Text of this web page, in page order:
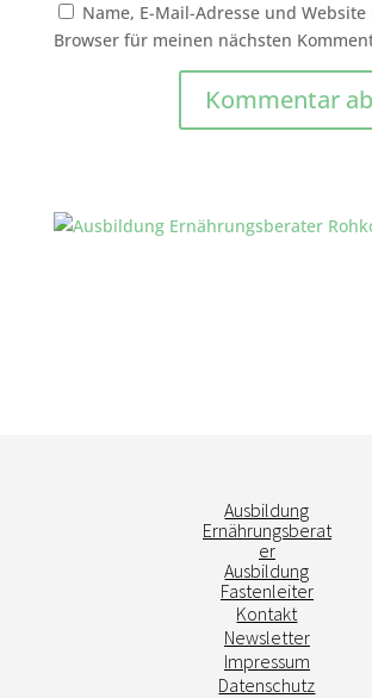
Name, E-Mail-Adresse und
Browser für meinen nächsten
Ausbildung
Ernährungsberat
er
Ausbildung
Fastenleiter
Kontakt
Newsletter
Impressum
Datenschutz